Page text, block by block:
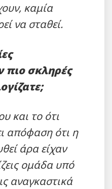
καμία
να σταθεί.
πιο σκληρές
και το ότι
απόφαση ότι η
άρα είχαν
ομάδα υπό
αναγκαστικά